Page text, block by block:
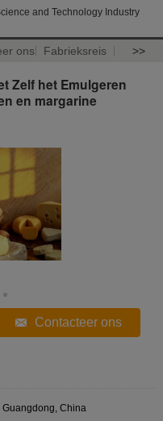
and Technology Industry
ons Fabrieksreis >>
Zelf het Emulgeren
en margarine
Contacteer ons
China